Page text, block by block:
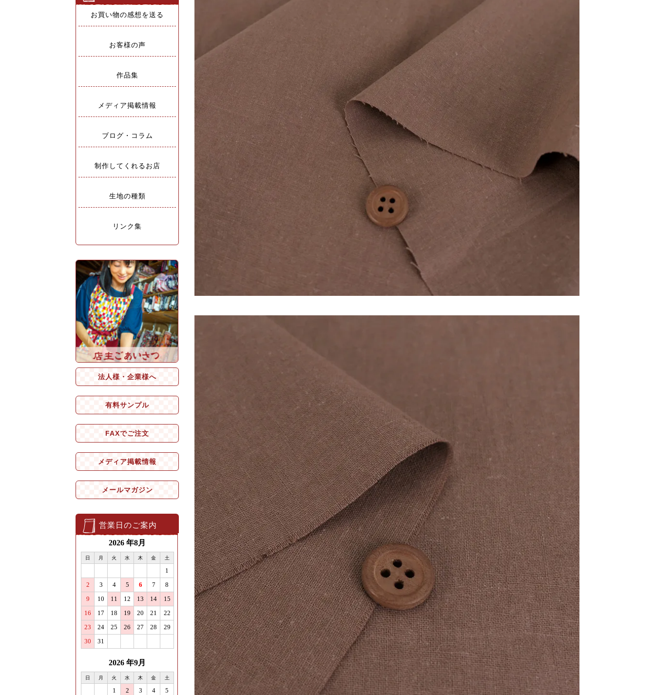
お買い物の感想を送る
お客様の声
作品集
メディア掲載情報
ブログ・コラム
制作してくれるお店
生地の種類
リンク集
法人様・企業様へ
有料サンプル
FAXでご注文
メディア掲載情報
メールマガジン
営業日のご案内